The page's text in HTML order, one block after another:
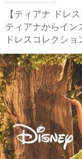
【ティアナ ドレ
ティアナからイン
ドレスコレクシ